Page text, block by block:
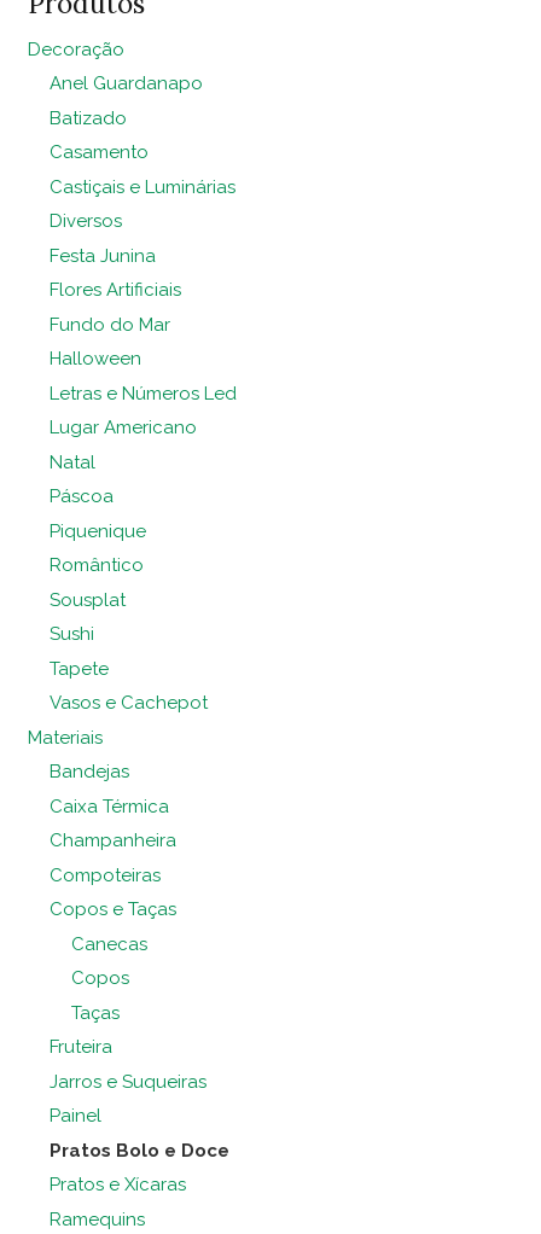
Decoração
Anel Guardanapo
Batizado
Casamento
Castiçais e Luminárias
Diversos
Festa Junina
Flores Artificiais
Fundo do Mar
Halloween
Letras e Números Led
Lugar Americano
Natal
Páscoa
Piquenique
Romântico
Sousplat
Sushi
Tapete
Vasos e Cachepot
Materiais
Bandejas
Caixa Térmica
Champanheira
Compoteiras
Copos e Taças
Canecas
Copos
Taças
Fruteira
Jarros e Suqueiras
Painel
Pratos Bolo e Doce
Pratos e Xícaras
Ramequins